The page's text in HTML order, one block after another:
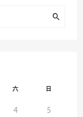
六 日
4 5